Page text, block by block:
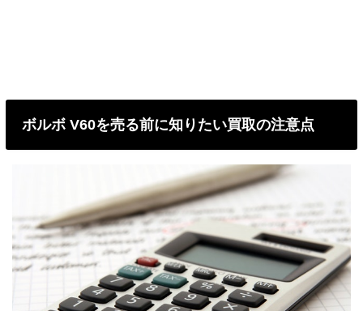
ボルボ V60を売る前に知りたい買取の注意点